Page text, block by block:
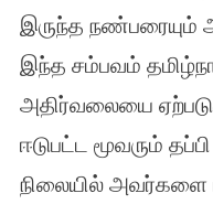
இருந்த நண்பரையும்
இந்த சம்பவம்
அதிர்வலையை
ஈடுபட்ட மூவரும்
நிலையில் அவர்களை